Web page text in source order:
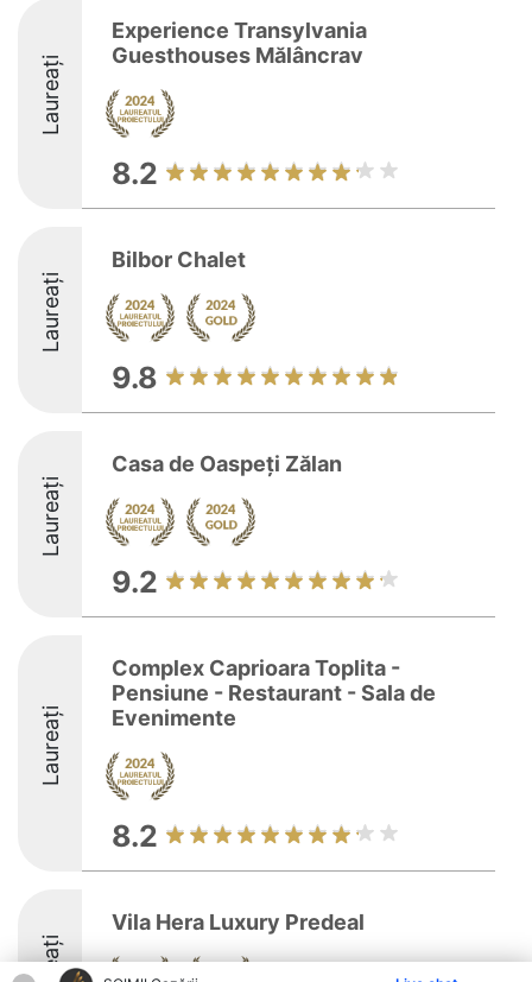
Laureați
Experience Transylvania
Guesthouses Mălâncrav
8.2
Laureați
Bilbor Chalet
9.8
Laureați
Casa de Oaspeți Zălan
9.2
Laureați
Complex Caprioara Toplita -
Pensiune - Restaurant - Sala de
Evenimente
8.2
Vila Hera Luxury Predeal